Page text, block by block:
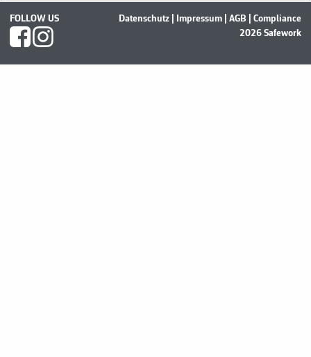
FOLLOW US Datenschutz Impressum AGB
Compliance
2026 Safework